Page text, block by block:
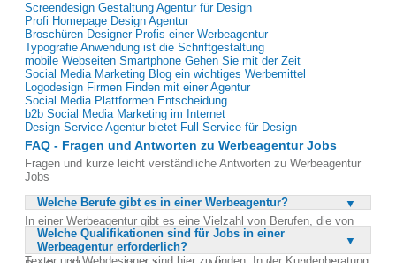
Screendesign Gestaltung Agentur für Design
Profi Homepage Design Agentur
Broschüren Designer Profis einer Werbeagentur
Typografie Anwendung ist die Schriftgestaltung
mobile Webseiten Smartphone Gehen Sie mit der Zeit
Social Media Marketing Blog ein wichtiges Werbemittel
Logodesign Firmen Finden mit einer Agentur
Social Media Plattformen Entscheidung
b2b Social Media Marketing im Internet
Design Service Agentur bietet Full Service für Design
FAQ - Fragen und Antworten zu Werbeagentur Jobs
Fragen und kurze leicht verständliche Antworten zu Werbeagentur
Jobs
Welche Berufe gibt es in einer Werbeagentur?
In einer Werbeagentur gibt es eine Vielzahl von Berufen, die von
der Konzeption bis zur Umsetzung eines Werbekonzepts reichen.
Kreative Berufe wie Creative Director, Art Director, Grafikdesigner,
Welche Qualifikationen sind für Jobs in einer
Werbeagentur erforderlich?